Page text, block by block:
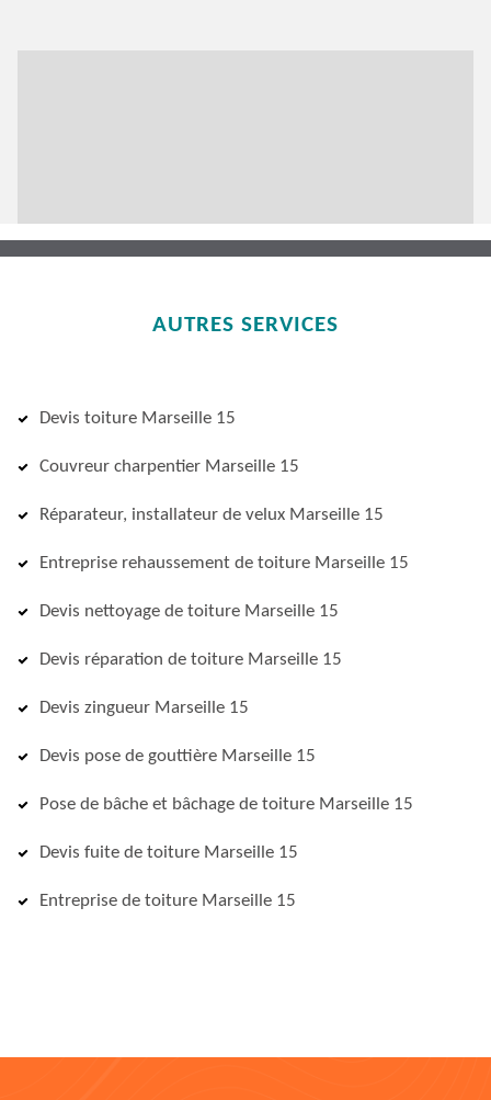
AUTRES SERVICES
Devis toiture Marseille 15
Couvreur charpentier Marseille 15
Réparateur, installateur de velux Marseille 15
Entreprise rehaussement de toiture Marseille 15
Devis nettoyage de toiture Marseille 15
Devis réparation de toiture Marseille 15
Devis zingueur Marseille 15
Devis pose de gouttière Marseille 15
Pose de bâche et bâchage de toiture Marseille 15
Devis fuite de toiture Marseille 15
Entreprise de toiture Marseille 15